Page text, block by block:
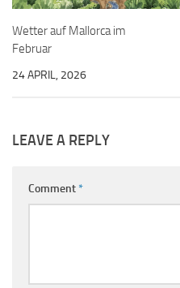
Wetter auf Mallorca im
Februar
24 APRIL, 2026
LEAVE A REPLY
Comment*